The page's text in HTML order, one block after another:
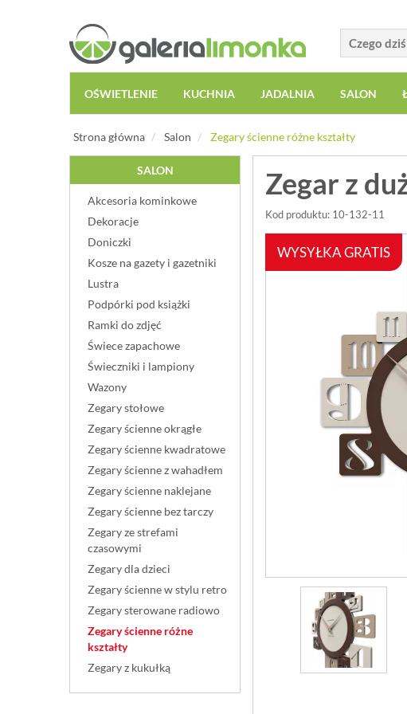
OŚWIETLENIE KUCHNIA JADALNIA SALON
Strona główna Salon Zegary ścienne różne kształty
SALON
Akcesoria kominkowe
Dekoracje
Doniczki
Kosze na gazety i gazetniki
Lustra
Podpórki pod książki
Ramki do zdjęć
Świece zapachowe
Świeczniki i lampiony
Wazony
Zegary stołowe
Zegary ścienne okrągłe
Zegary ścienne kwadratowe
Zegary ścienne z wahadłem
Zegary ścienne naklejane
Zegary ścienne bez tarczy
Zegary ze strefami
czasowymi
Zegary dla dzieci
Zegary ścienne w stylu retro
Zegary sterowane radiowo
Zegary ścienne różne
kształty
Zegary z kukułką
Zegar z
Kod produktu: 10-132-11
WYSYŁKA GRATIS